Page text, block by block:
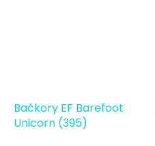
Bačkory EF Barefoot
Unicorn (395)